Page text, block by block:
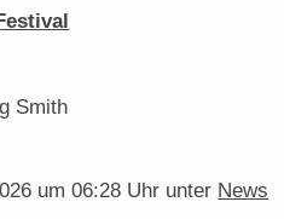
Smith
um 06:28 Uhr unter News